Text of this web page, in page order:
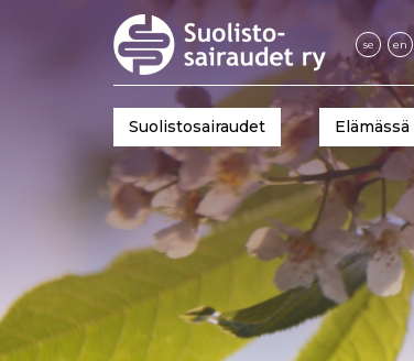
se en
Suolistosairaudet Elämässä